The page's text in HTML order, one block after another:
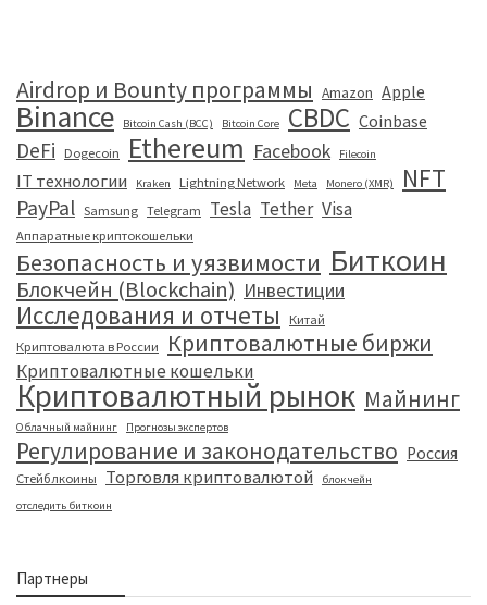
Airdrop и Bounty программы Amazon Apple
Binance Bitcoin Cash (BCC) Bitcoin Core CBDC Coinbase
DeFi Dogecoin Ethereum Facebook Filecoin
IT технологии Kraken Lightning Network Meta Monero (XMR) NFT
PayPal Samsung Telegram Tesla Tether Visa
Аппаратные криптокошельки
Безопасность и уязвимости Биткоин
Блокчейн (Blockchain) Инвестиции
Исследования и отчеты
Китай
Криптовалюта в России
Криптовалютные биржи
Криптовалютные кошельки
Криптовалютный рынок Майнинг
Облачный майнинг Прогнозы экспертов
Регулирование и законодательство Россия
Стейблкоины Торговля криптовалютой
блокчейн
отследить биткоин
Партнеры